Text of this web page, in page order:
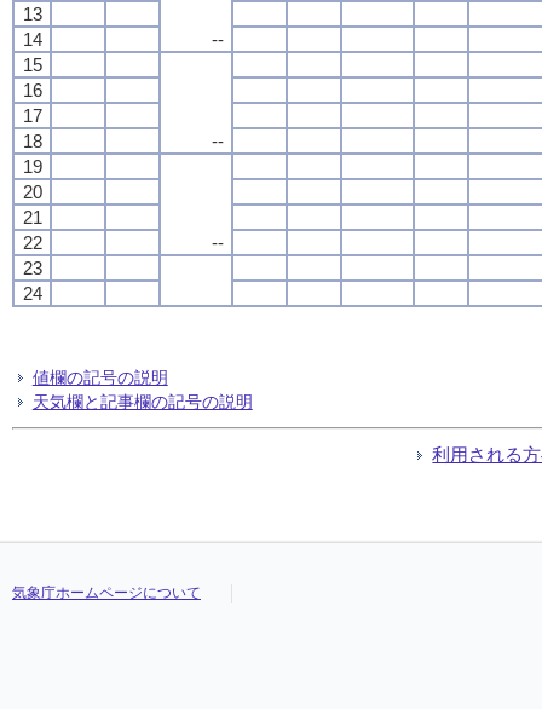
--
13
14
15
--
16
17
18
19
--
20
21
22
23
24
値欄の記号の説明
天気欄と記事欄の記号の説明
利用される
気象庁ホームページについて